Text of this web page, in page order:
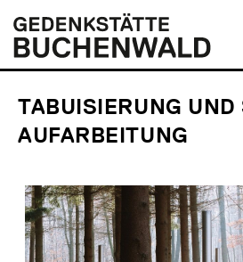
zum
Inhalt
Gedenkstätte
Buchenwald
TABUISIERUNG UND
AUFARBEITUNG